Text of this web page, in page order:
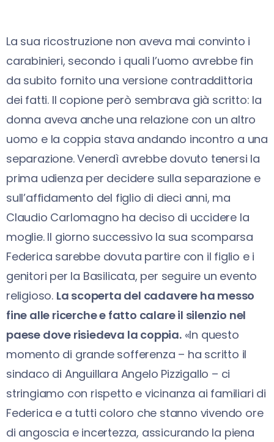
La sua ricostruzione non aveva mai convinto i
carabinieri, secondo i quali l’uomo avrebbe fin
da subito fornito una versione contraddittoria
dei fatti. Il copione però sembrava già scritto: la
donna aveva anche una relazione con un altro
uomo e la coppia stava andando incontro a una
separazione. Venerdì avrebbe dovuto tenersi la
prima udienza per decidere sulla separazione e
sull’affidamento del figlio di dieci anni, ma
Claudio Carlomagno ha deciso di uccidere la
moglie. Il giorno successivo la sua scomparsa
Federica sarebbe dovuta partire con il figlio e i
genitori per la Basilicata, per seguire un evento
religioso. La scoperta del cadavere ha messo
fine alle ricerche e fatto calare il silenzio nel
paese dove risiedeva la coppia.«In questo
momento di grande sofferenza – ha scritto il
sindaco di Anguillara Angelo Pizzigallo – ci
stringiamo con rispetto e vicinanza ai familiari di
Federica e a tutti coloro che stanno vivendo ore
di angoscia e incertezza, assicurando la piena